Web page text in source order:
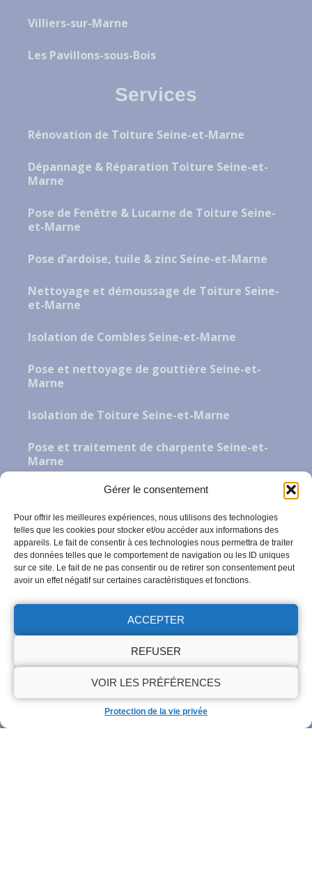
Gérer le consentement
Pour offrir les meilleures expériences, nous utilisons des technologies
telles que les cookies pour stocker et/ou accéder aux informations des
appareils. Le fait de consentir à ces technologies nous permettra de traiter
des données telles que le comportement de navigation ou les ID uniques
sur ce site. Le fait de ne pas consentir ou de retirer son consentement peut
avoir un effet négatif sur certaines caractéristiques et fonctions.
ACCEPTER
REFUSER
VOIR LES PRÉFÉRENCES
Protection de la vie privée
Villiers-sur-Marne
Les Pavillons-sous-Bois
Services
Rénovation de Toiture Seine-et-Marne
Dépannage & Réparation Toiture Seine-et-
Marne
Pose de Fenêtre & Lucarne de Toiture Seine-
et-Marne
Pose d’ardoise, tuile & zinc Seine-et-Marne
Nettoyage et démoussage de Toiture Seine-
et-Marne
Isolation de Combles Seine-et-Marne
Pose et nettoyage de gouttière Seine-et-
Marne
Isolation de Toiture Seine-et-Marne
Pose et traitement de charpente Seine-et-
Marne
Couvreur Zingueur Seine-et-Marne
Couvreur Zingueur Seine-et-Marne
Nous Trouver
17 Rue de l'Écluse, 77660, Saint-Jean-les-Deux-Jumeaux
Disponible Lundi - Dimanche: 8H - 20H
OBTENIR UN DEVIS